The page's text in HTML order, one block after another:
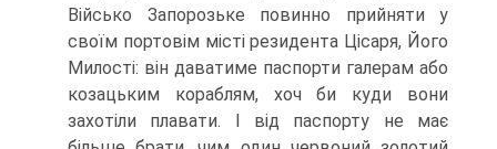
Військо Запорозьке повинно прийняти у
своїм портовім місті рези­дента Цісаря, Його
Милості: він даватиме паспорти галерам або
козацьким кораблям, хоч би куди вони
захотіли плавати. І від паспорту не має